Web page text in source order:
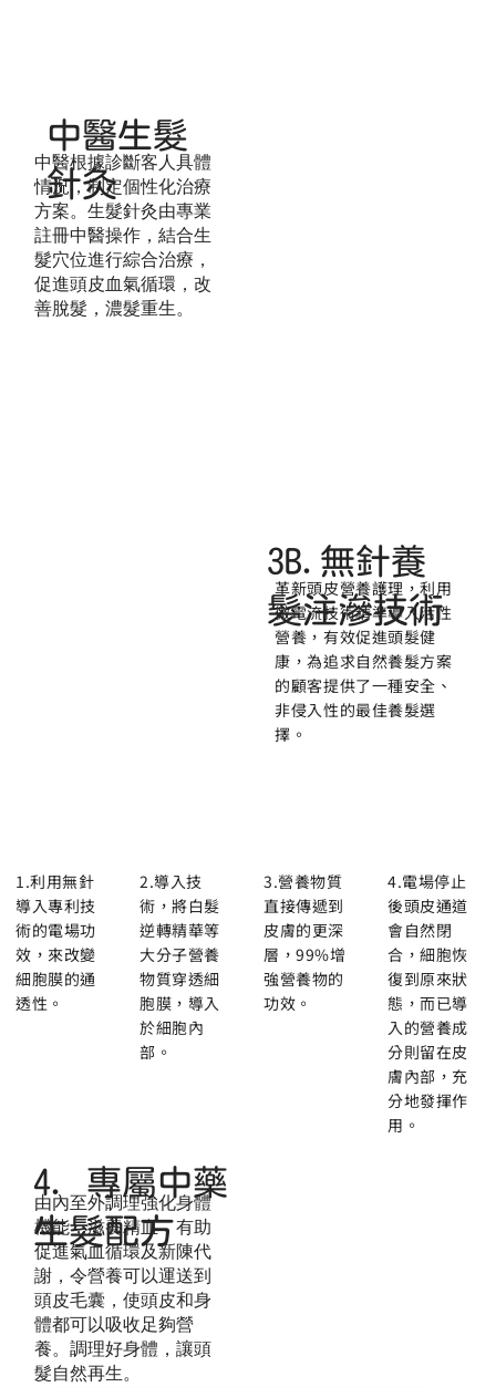
中醫生髮
針灸
中醫根據診斷客人具體
情況，制定個性化治療
方案。生髮針灸由專業
註冊中醫操作，結合生
髮穴位進行綜合治療，
促進頭皮血氣循環，改
善脫髮，濃髮重生。
3B.無針養
髮注滲技術
革新頭皮營養護理，利用
微電流技術精準導入活性
營養，有效促進頭髮健
康，為追求自然養髮方案
的顧客提供了一種安全、
非侵入性的最佳養髮選
擇。
4. 專屬中藥
生髮配方​
由內至外調理強化身體
機能，滋養精血，有助
促進氣血循環及新陳代
謝，令營養可以運送到
頭皮毛囊，使頭皮和身
體都可以吸收足夠營
養。調理好身體，讓頭
髮自然再生。
1.利用無針
導入專利技
術的電場功
效，來改變
細胞膜的通
透性。
2.導入技
術，將白髮
逆轉精華等
大分子營養
物質穿透細
胞膜，導入
於細胞內
部。
3.營養物質
直接傳遞到
皮膚的更深
層，99%增
強營養物的
功效。
4.電場停止
後頭皮通道
會自然閉
合，細胞恢
復到原來狀
態，而已導
入的營養成
分則留在皮
膚內部，充
分地發揮作
用。